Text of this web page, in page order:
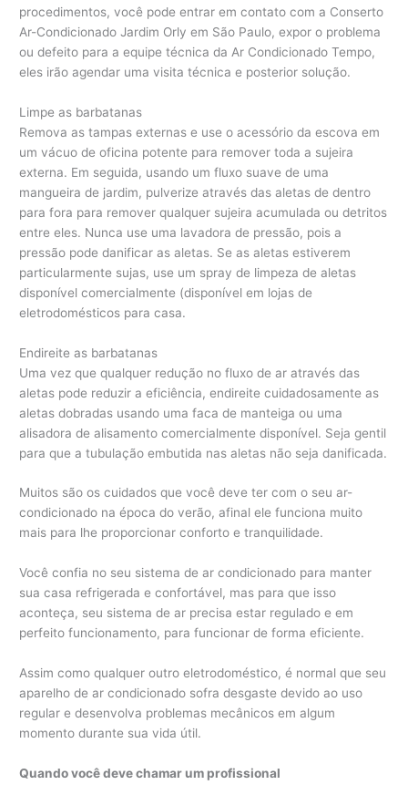
procedimentos, você pode entrar em contato com a Conserto
Ar-Condicionado Jardim Orly em São Paulo, expor o problema
ou defeito para a equipe técnica da Ar Condicionado Tempo,
eles irão agendar uma visita técnica e posterior solução.
Limpe as barbatanas
Remova as tampas externas e use o acessório da escova em
um vácuo de oficina potente para remover toda a sujeira
externa. Em seguida, usando um fluxo suave de uma
mangueira de jardim, pulverize através das aletas de dentro
para fora para remover qualquer sujeira acumulada ou detritos
entre eles. Nunca use uma lavadora de pressão, pois a
pressão pode danificar as aletas. Se as aletas estiverem
particularmente sujas, use um spray de limpeza de aletas
disponível comercialmente (disponível em lojas de
eletrodomésticos para casa.
Endireite as barbatanas
Uma vez que qualquer redução no fluxo de ar através das
aletas pode reduzir a eficiência, endireite cuidadosamente as
aletas dobradas usando uma faca de manteiga ou uma
alisadora de alisamento comercialmente disponível. Seja gentil
para que a tubulação embutida nas aletas não seja danificada.
Muitos são os cuidados que você deve ter com o seu ar-
condicionado na época do verão, afinal ele funciona muito
mais para lhe proporcionar conforto e tranquilidade.
Você confia no seu sistema de ar condicionado para manter
sua casa refrigerada e confortável, mas para que isso
aconteça, seu sistema de ar precisa estar regulado e em
perfeito funcionamento, para funcionar de forma eficiente.
Assim como qualquer outro eletrodoméstico, é normal que seu
aparelho de ar condicionado sofra desgaste devido ao uso
regular e desenvolva problemas mecânicos em algum
momento durante sua vida útil.
Quando você deve chamar um profissional